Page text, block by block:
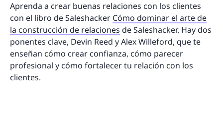
Aprenda a crear buenas relaciones con los clientes
con el libro de Saleshacker Cómo dominar el arte de
la construcción de relaciones de Saleshacker. Hay dos
ponentes clave, Devin Reed y Alex Willeford, que te
enseñan cómo crear confianza, cómo parecer
profesional y cómo fortalecer tu relación con los
clientes.